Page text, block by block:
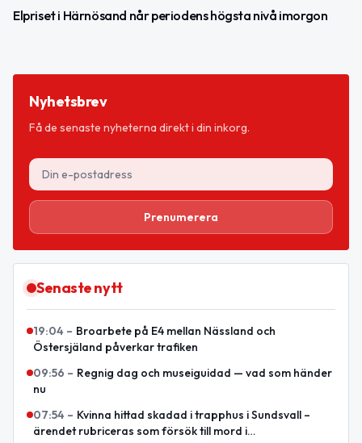
Elpriset i Härnösand når periodens högsta nivå imorgon
Nyhetsbrev
Få de senaste nyheterna direkt i din inkorg.
Prenumerera
Senaste nytt
19:04 – Broarbete på E4 mellan Nässland och
Östersjäland påverkar trafiken
09:56 – Regnig dag och museiguidad — vad som händer
nu
07:54 – Kvinna hittad skadad i trapphus i Sundsvall –
ärendet rubriceras som försök till mord i